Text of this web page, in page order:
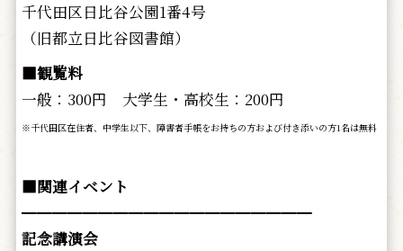
千代田区日比谷公園1番4号
（旧都立日比谷図書館）
■観覧料
一般：300円 大学生・高校生：200円
※千代田区在住者、中学生以下、障害者手帳をお持ちの方および付き添いの方1名は無料
■関連イベント
━━━━━━━━━━━━━━━━━━━
記念講演会